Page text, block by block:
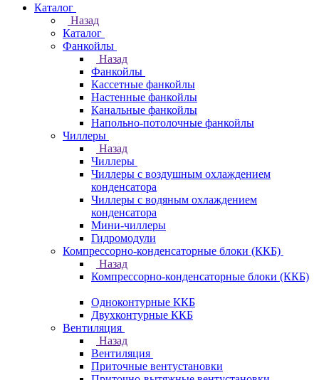
Каталог
Назад
Каталог
Фанкойлы
Назад
Фанкойлы
Кассетные фанкойлы
Настенные фанкойлы
Канальные фанкойлы
Напольно-потолочные фанкойлы
Чиллеры
Назад
Чиллеры
Чиллеры с воздушным охлаждением
конденсатора
Чиллеры с водяным охлаждением
конденсатора
Мини-чиллеры
Гидромодули
Компрессорно-конденсаторные блоки (ККБ)
Назад
Компрессорно-конденсаторные блоки (ККБ)
Одноконтурные ККБ
Двухконтурные ККБ
Вентиляция
Назад
Вентиляция
Приточные вентустановки